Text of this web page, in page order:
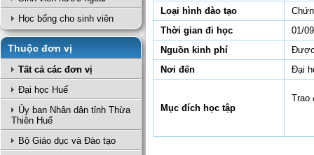
Học bổng cho sinh viên
Thuộc đơn vị
Tất cả các đơn vị
Đại học Huế
Ủy ban Nhân dân tỉnh Thừa
Thiên Huế
Bộ Giáo dục và Đào tạo
Loại hình đào tạo
Thời gian đi học
01/
Nguồn kinh phí
Nơi đến
Đại
Mục đích học tập
Trao